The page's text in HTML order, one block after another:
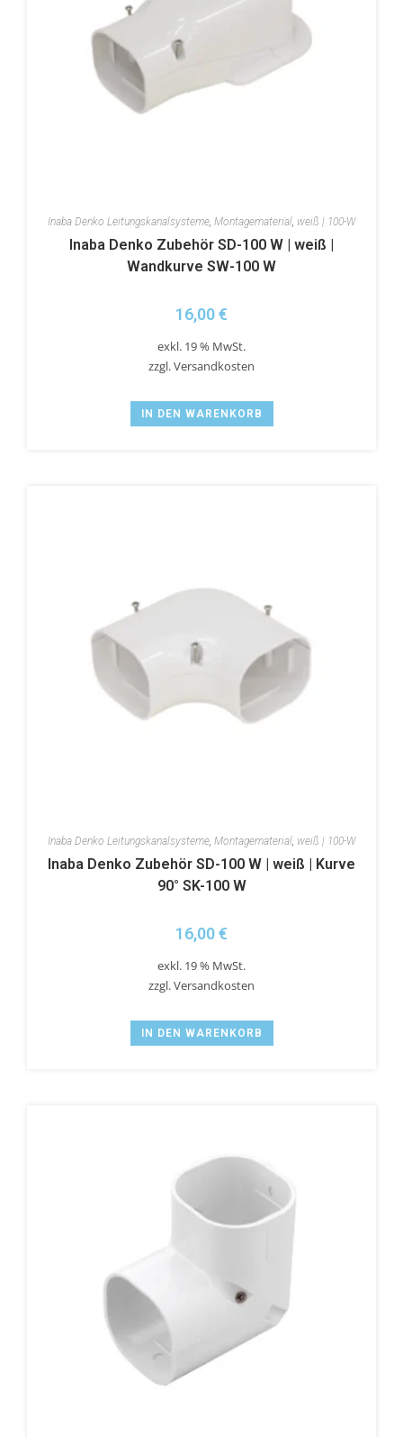
Inaba Denko Leitungskanalsysteme, Montagematerial, weiß | 100-W
Inaba Denko Zubehör SD-100 W | weiß |
Wandkurve SW-100 W
16,00€
exkl. 19 % MwSt.
zzgl.Versandkosten
IN DEN WARENKORB
Inaba Denko Leitungskanalsysteme, Montagematerial, weiß | 100-W
Inaba Denko Zubehör SD-100 W | weiß | Kurve
90° SK-100 W
16,00€
exkl. 19 % MwSt.
zzgl.Versandkosten
IN DEN WARENKORB